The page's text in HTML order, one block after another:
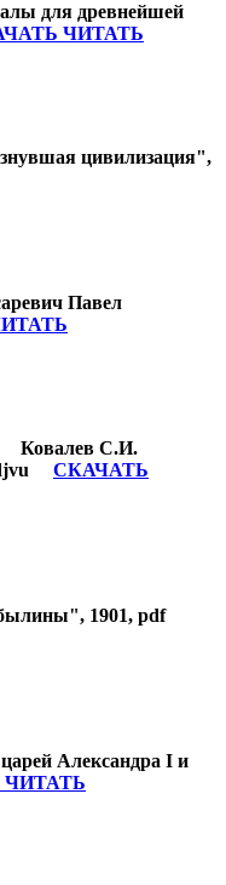
для древнейшей
ЧИТАТЬ
цивилизация",
Павел
Ковалев С.И.
djvu СКАЧАТЬ
1901, pdf
Александра I и